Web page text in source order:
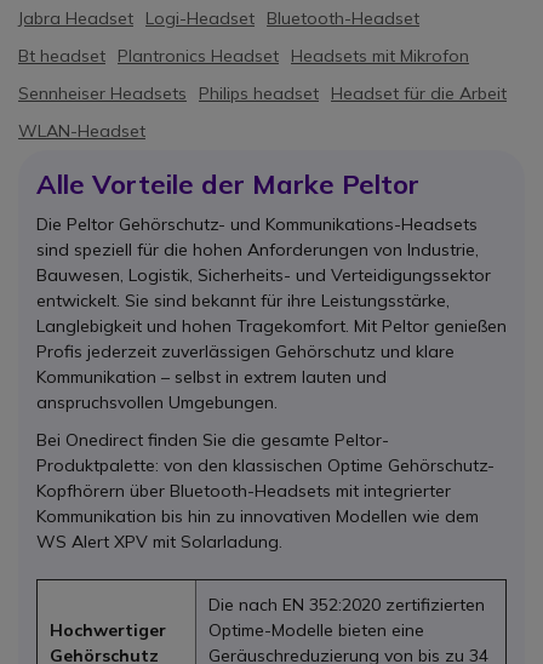
Jabra Headset Logi-Headset
Bluetooth-Headset
Bt headset
Plantronics Headset
Headsets mit Mikrofon
Sennheiser Headsets
Philips headset
Headset für die Arbeit
WLAN-Headset
Alle Vorteile der Marke Peltor
Die Peltor Gehörschutz- und Kommunikations-Headsets
sind speziell für die hohen Anforderungen von Industrie,
Bauwesen, Logistik, Sicherheits- und Verteidigungssektor
entwickelt. Sie sind bekannt für ihre Leistungsstärke,
Langlebigkeit und hohen Tragekomfort. Mit Peltor genießen
Profis jederzeit zuverlässigen Gehörschutz und klare
Kommunikation – selbst in extrem lauten und
anspruchsvollen Umgebungen.
Bei Onedirect finden Sie die gesamte Peltor-
Produktpalette: von den klassischen Optime Gehörschutz-
Kopfhörern über Bluetooth-Headsets mit integrierter
Kommunikation bis hin zu innovativen Modellen wie dem
WS Alert XPV mit Solarladung.
Hochwertiger
Gehörschutz
Die nach EN 352:2020 zertifizierten
Optime-Modelle bieten eine
Geräuschreduzierung von bis zu 34